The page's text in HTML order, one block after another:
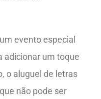
evento especial
adicionar um toque
o aluguel de letras
não pode ser